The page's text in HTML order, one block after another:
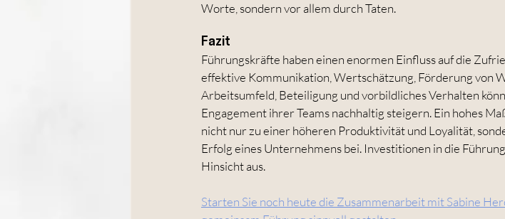
Worte, sondern vor allem durch Taten.
Fazit
Führungskräfte haben einen enormen Einfluss auf die
effektive Kommunikation, Wertschätzung, Förderung von
Arbeitsumfeld, Beteiligung und vorbildliches Verhalten
Engagement ihrer Teams nachhaltig steigern. Ein hohes
nicht nur zu einer höheren Produktivität und Loyalität,
Erfolg eines Unternehmens bei. Investitionen in die
Hinsicht aus.
Starten Sie noch heute die Zusammenarbeit mit Sabine